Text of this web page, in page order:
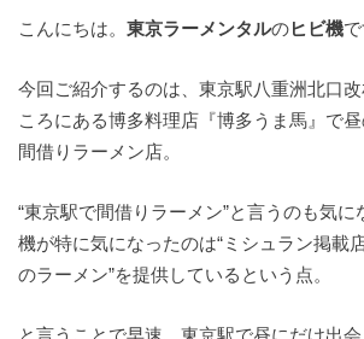
こんにちは。 東京ラーメンタルのヒビ機で
今回ご紹介するのは、東京駅八重洲北口
ころにある博多料理店『博多うま馬』で
間借りラーメン店。
“東京駅で間借りラーメン”と言うのも気
機が特に気になったのは“ミシュラン掲載
のラーメン”を提供しているという点。